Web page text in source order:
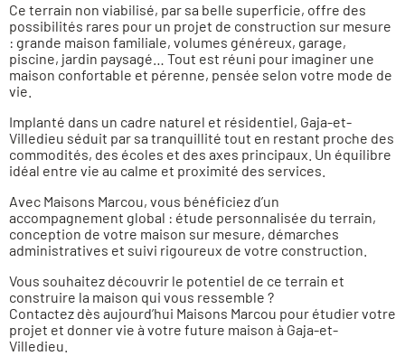
Ce terrain non viabilisé, par sa belle superficie, offre des
possibilités rares pour un projet de construction sur mesure
: grande maison familiale, volumes généreux, garage,
piscine, jardin paysagé… Tout est réuni pour imaginer une
maison confortable et pérenne, pensée selon votre mode de
vie.
Implanté dans un cadre naturel et résidentiel, Gaja-et-
Villedieu séduit par sa tranquillité tout en restant proche des
commodités, des écoles et des axes principaux. Un équilibre
idéal entre vie au calme et proximité des services
Avec Maisons Marcou, vous bénéficiez d’un
accompagnement global : étude personnalisée du terrain,
conception de votre maison sur mesure, démarches
administratives et suivi rigoureux de votre construction.
Vous souhaitez découvrir le potentiel de ce terrain et
construire la maison qui vous ressemble ?
Contactez dès aujourd’hui Maisons Marcou pour étudier votre
projet et donner vie à votre future maison à Gaja-et-
Villedieu.